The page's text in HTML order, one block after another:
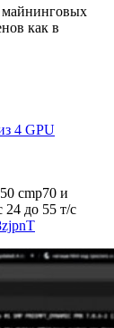
майнинговых
как в
4 GPU
cmp70 и
до 55 т/с